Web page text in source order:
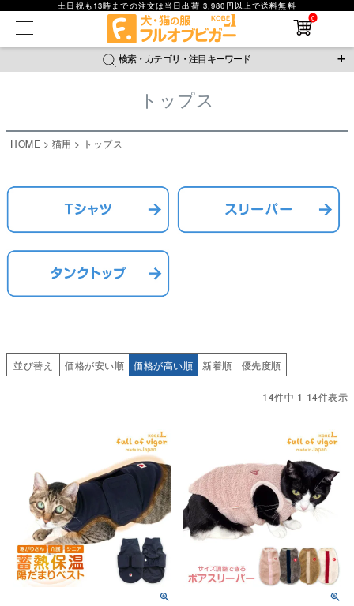
土日祝も13時までの注文は当日出荷 3,980円以上で送料無料
0
検索・カテゴリ・注目キーワード
＼注目ワード／
ジャージ 防蚊 腹巻 撥水レイン ラッシュガード
返品・交換について ご利用ガイド
在庫なし商品を表示しない
商品番号
並び順
新着順
レビュー数順
トップス
HOME 猫用 トップス
並び替え 価格が安い順 価格が高い順 新着順 優先度順
14件中 1-14件表示